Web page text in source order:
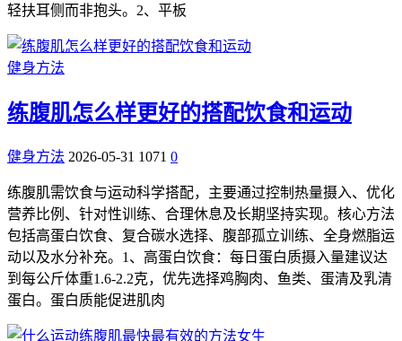
轻扶耳侧而非抱头。2、平板
健身方法
练腹肌怎么样更好的搭配饮食和运动
健身方法 2026-05-31 1071 0
练腹肌需饮食与运动科学搭配，主要通过控制热量摄入、优化
营养比例、针对性训练、合理休息及长期坚持实现。核心方法
包括高蛋白饮食、复合碳水选择、腹部孤立训练、全身燃脂运
动以及水分补充。1、高蛋白饮食：每日蛋白质摄入量建议达
到每公斤体重1.6-2.2克，优先选择鸡胸肉、鱼类、蛋清及乳清
蛋白。蛋白质能促进肌肉